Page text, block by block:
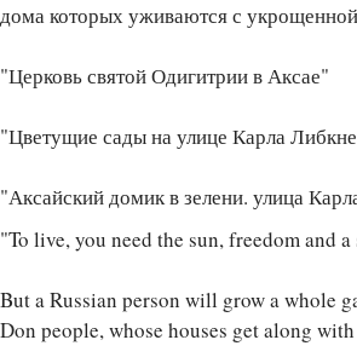
дома которых уживаются с
"Церковь святой Одигитрии в Аксае"
"Цветущие сады на улице Карла
"Аксайский домик в зелени. улица
"To live, you need the sun, freedom and
But a Russian person will grow a whole
Don people, whose houses get along